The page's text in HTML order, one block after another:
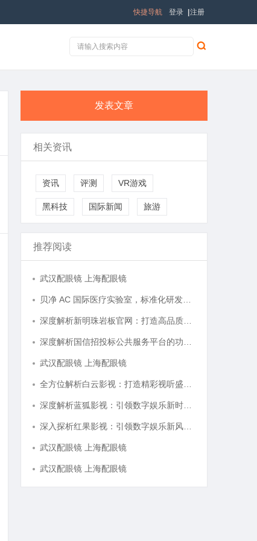
登录 注册
快捷导航
发表文章
相关资讯
资讯 评测 VR游戏
黑科技 国际新闻 旅游
推荐阅读
武汉配眼镜 上海配眼镜
武汉配眼镜 上海配眼镜
武汉配眼镜 上海配眼镜
武汉配眼镜 上海配眼镜